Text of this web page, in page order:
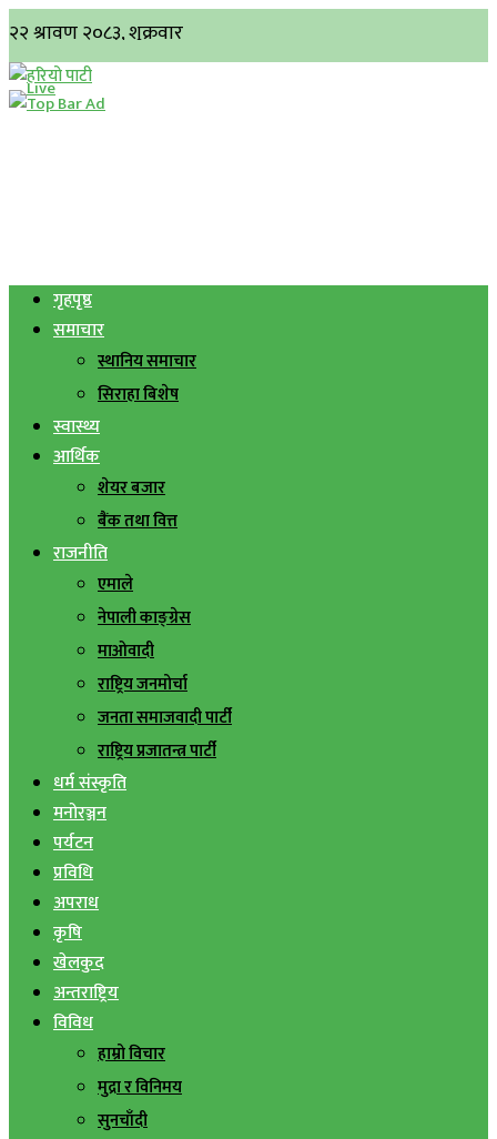
गृहपृष्ठ
समाचार
स्थानिय समाचार
सिराहा बिशेष
स्वास्थ्य
आर्थिक
शेयर बजार
बैंक तथा वित्त
राजनीति
एमाले
नेपाली काङ्ग्रेस
माओवादी
राष्ट्रिय जनमोर्चा
जनता समाजवादी पार्टी
राष्ट्रिय प्रजातन्त्र पार्टी
धर्म संस्कृति
मनोरञ्जन
पर्यटन
प्रविधि
अपराध
कृषि
खेलकुद
अन्तराष्ट्रिय
विविध
हाम्रो विचार
मुद्रा र विनिमय
सुनचाँदी